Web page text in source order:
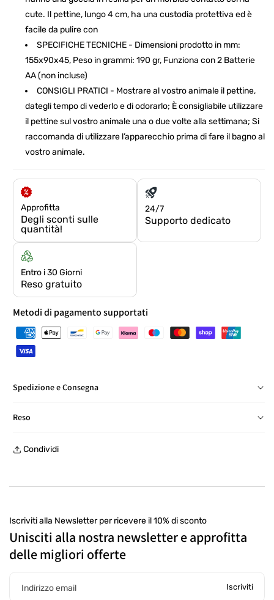
cute. Il pettine, lungo 4 cm, ha una custodia protettiva ed è
facile da pulire con
SPECIFICHE TECNICHE - Dimensioni prodotto in mm:
155x90x45, Peso in grammi: 190 gr, Funziona con 2 Batterie
AA (non incluse)
CONSIGLI PRATICI - Mostrare al vostro animale il pettine,
dategli tempo di vederlo e di odorarlo; È consigliabile utilizzare
il pettine sul vostro animale una o due volte alla settimana; Si
raccomanda di utilizzare l’apparecchio prima di fare il bagno al
vostro animale.
Approfitta
Degli sconti sulle
quantità!
24/7
Supporto dedicato
Entro i 30 Giorni
Reso gratuito
Metodi di pagamento supportati
Spedizione e Consegna
Reso
un punto di ritiro
Condividi
Iscriviti alla Newsletter per ricevere il 10% di sconto
Unisciti alla nostra newsletter e approfitta
delle migliori offerte
Indirizzo email Iscriviti